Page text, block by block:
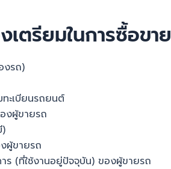
เตรียมในการซื้อขาย
งรถ)
ทะเบียนรถยนต์
งผู้ขายรถ
ผู้ขายรถ
ร (ที่ใช้งานอยู่ปัจจุบัน) ของผู้ขายรถ